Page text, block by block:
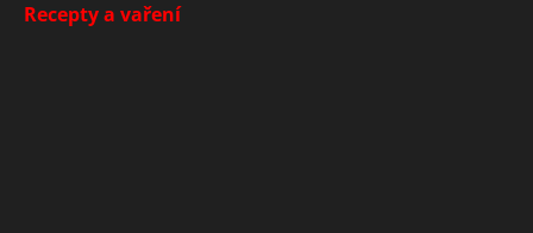
Recepty a vaření